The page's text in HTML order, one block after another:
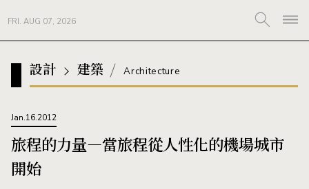
FRI. AUG 07, 2026
設計 建築 Architecture
Jan.16.2012
旅程的力量―當旅程從人性化的機場城市
開始